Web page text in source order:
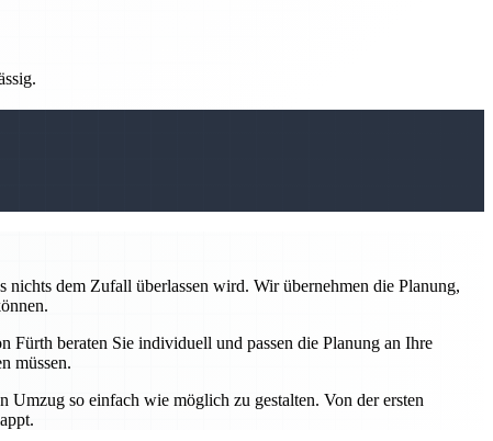
dem Zufall überlassen wird. Wir übernehmen die Planung,
beraten Sie individuell und passen die Planung an Ihre
müssen.
so einfach wie möglich zu gestalten. Von der ersten